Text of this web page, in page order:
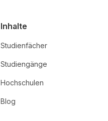
Inhalte
Studienfächer
Studiengänge
Hochschulen
Blog